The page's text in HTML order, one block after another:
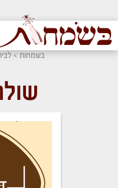
בשמחות >